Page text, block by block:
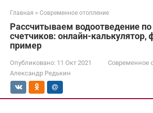
Главная » Современное отопление
Рассчитываем водоотведение
счетчиков: онлайн-калькулятор,
пример
Опубликовано: 11 Окт 2021
Современное
Александр Редькин